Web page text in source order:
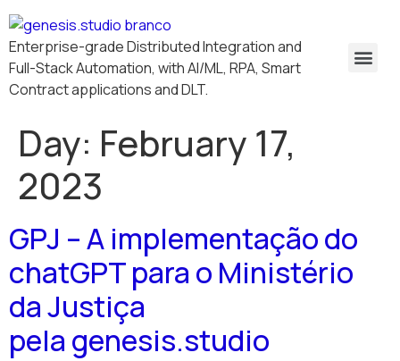
Enterprise-grade Distributed Integration and
Full-Stack Automation, with AI/ML, RPA, Smart
Contract applications and DLT.
Day: February 17,
2023
GPJ – A implementação do
chatGPT para o Ministério
da Justiça
pela genesis.studio